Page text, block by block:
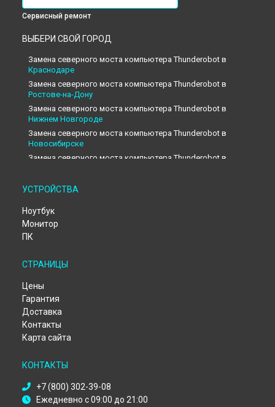
Сервисный ремонт
ВЫБЕРИ СВОЙ ГОРОД
Замена северного моста компьютера Thunderobot в
Краснодаре
Замена северного моста компьютера Thunderobot в
Ростове-на-Дону
Замена северного моста компьютера Thunderobot в
Нижнем Новгороде
Замена северного моста компьютера Thunderobot в
Новосибирске
Замена северного моста компьютера Thunderobot в
Замена северного моста компьютера Thunderobot в
Казани
Замена северного моста компьютера Thunderobot в
Москве
Замена северного моста компьютера Thunderobot в
Петербурге
УСТРОЙСТВА
Ноутбук
Монитор
ПК
СТРАНИЦЫ
Цены
Гарантия
Доставка
Контакты
Карта сайта
КОНТАКТЫ
+7 (800) 302-39-08
Ежедневно с 09:00 до 21:00